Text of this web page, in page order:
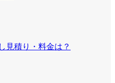
見積り・料金は？